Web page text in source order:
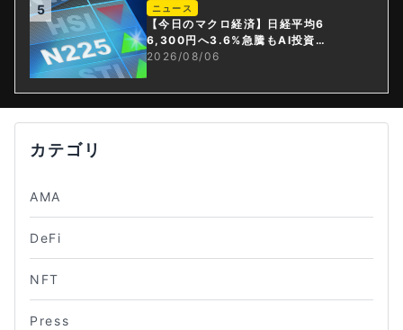
5 ニュース
【今日のマクロ経済】日経平均6
6,300円へ3.6%急騰もAI投資回
収懸念が再燃
2026/08/06
カテゴリ
AMA
DeFi
NFT
Press